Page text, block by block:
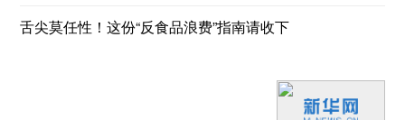
舌尖莫任性！这份“反食品浪费”指南请收下